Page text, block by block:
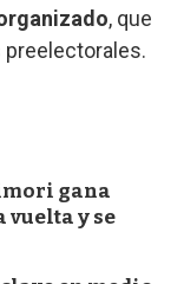
, que
gana
vuelta y se